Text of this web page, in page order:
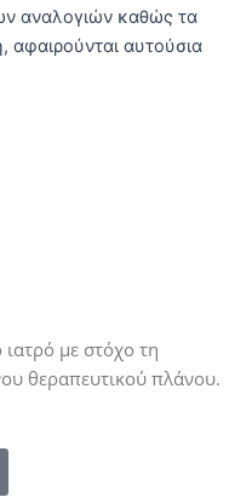
αναλογιών καθώς τα
αφαιρούνται αυτούσια
με στόχο τη
θεραπευτικού πλάνου.